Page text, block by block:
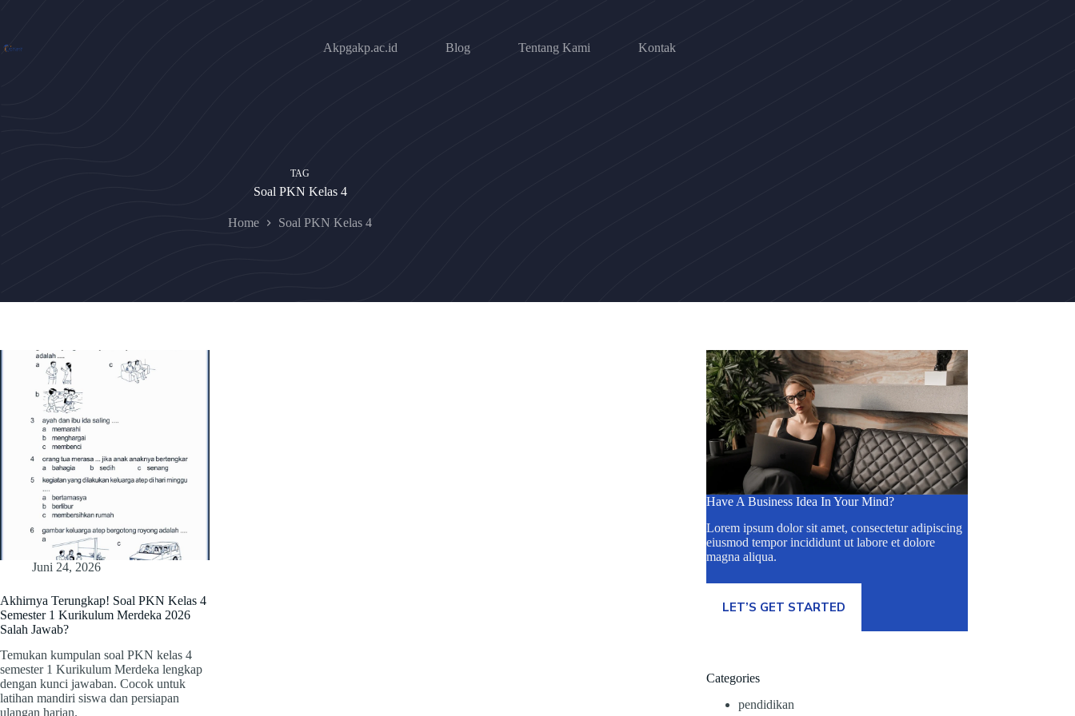
Akpgakp.ac.id
Blog Tentang Kami Kontak
TAG
Soal PKN Kelas 4
Home Soal PKN Kelas 4
Juni 24, 2026
Akhirnya Terungkap! Soal PKN Kelas 4
Semester 1 Kurikulum Merdeka 2026
Salah Jawab?
Temukan kumpulan soal PKN kelas 4
semester 1 Kurikulum Merdeka lengkap
dengan kunci jawaban. Cocok untuk
latihan mandiri siswa dan persiapan
ulangan harian.
Have A Business Idea In Your Mind?
Lorem ipsum dolor sit amet, consectetur adipiscing
eiusmod tempor incididunt ut labore et dolore
magna aliqua.
LET’S GET STARTED
Categories
pendidikan